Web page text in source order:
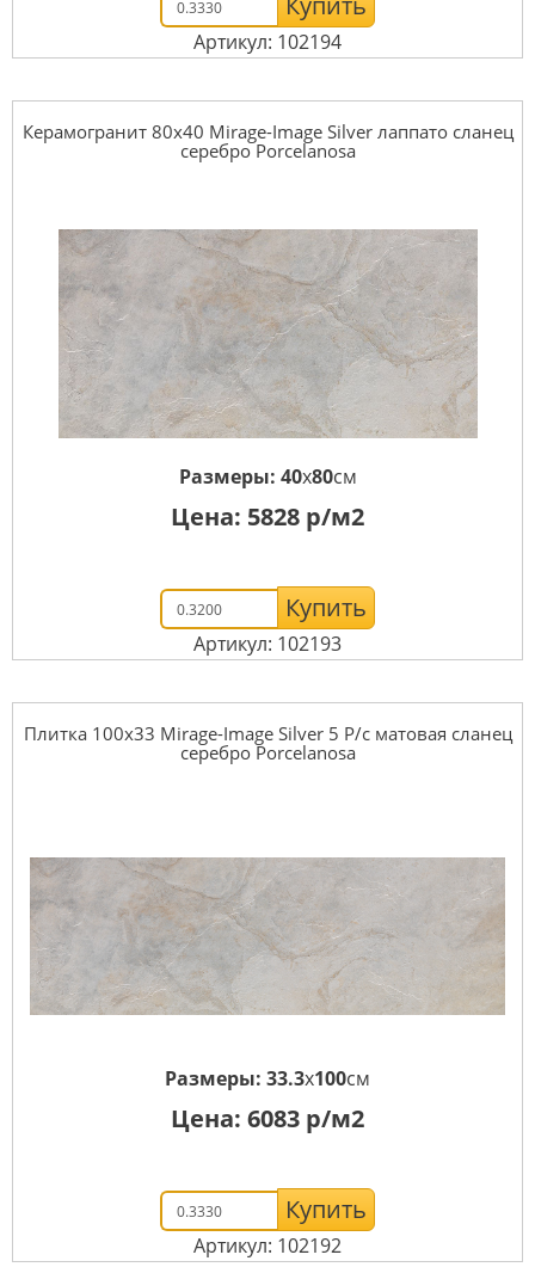
Артикул: 102194
Керамогранит 80x40 Mirage-Image Silver лаппато сланец
серебро Porcelanosa
Размеры: 40x80см
Цена: 5828 р/м2
Купить
Артикул: 102193
Плитка 100x33 Mirage-Image Silver 5 P/c матовая сланец
серебро Porcelanosa
Размеры: 33.3x100см
Цена: 6083 р/м2
Купить
Артикул: 102192